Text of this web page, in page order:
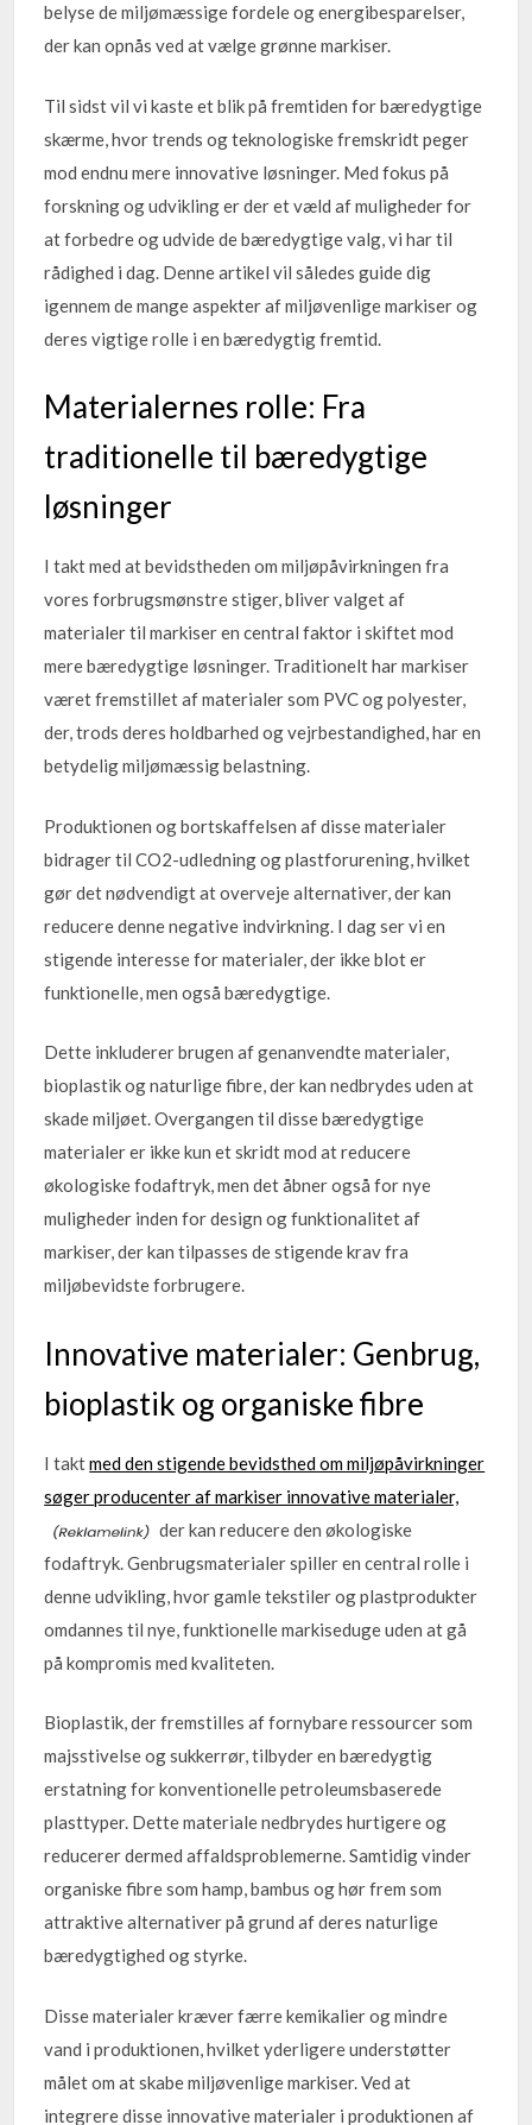
belyse de miljømæssige fordele og energibesparelser,
der kan opnås ved at vælge grønne markiser.
Til sidst vil vi kaste et blik på fremtiden for bæredygtige
skærme, hvor trends og teknologiske fremskridt peger
mod endnu mere innovative løsninger. Med fokus på
forskning og udvikling er der et væld af muligheder for
at forbedre og udvide de bæredygtige valg, vi har til
rådighed i dag. Denne artikel vil således guide dig
igennem de mange aspekter af miljøvenlige markiser og
deres vigtige rolle i en bæredygtig fremtid.
Materialernes rolle: Fra
traditionelle til bæredygtige
løsninger
I takt med at bevidstheden om miljøpåvirkningen fra
vores forbrugsmønstre stiger, bliver valget af
materialer til markiser en central faktor i skiftet mod
mere bæredygtige løsninger. Traditionelt har markiser
været fremstillet af materialer som PVC og polyester,
der, trods deres holdbarhed og vejrbestandighed, har en
betydelig miljømæssig belastning.
Produktionen og bortskaffelsen af disse materialer
bidrager til CO2-udledning og plastforurening, hvilket
gør det nødvendigt at overveje alternativer, der kan
reducere denne negative indvirkning. I dag ser vi en
stigende interesse for materialer, der ikke blot er
funktionelle, men også bæredygtige.
Dette inkluderer brugen af genanvendte materialer,
bioplastik og naturlige fibre, der kan nedbrydes uden at
skade miljøet. Overgangen til disse bæredygtige
materialer er ikke kun et skridt mod at reducere
økologiske fodaftryk, men det åbner også for nye
muligheder inden for design og funktionalitet af
markiser, der kan tilpasses de stigende krav fra
miljøbevidste forbrugere.
Innovative materialer: Genbrug,
bioplastik og organiske fibre
I taktmed den stigende bevidsthed om miljøpåvirkninger
søger producenter af markiser innovative materialer,
der kan reducere den økologiske
fodaftryk. Genbrugsmaterialer spiller en central rolle i
denne udvikling, hvor gamle tekstiler og plastprodukter
omdannes til nye, funktionelle markiseduge uden at gå
på kompromis med kvaliteten.
Bioplastik, der fremstilles af fornybare ressourcer som
majsstivelse og sukkerrør, tilbyder en bæredygtig
erstatning for konventionelle petroleumsbaserede
plasttyper. Dette materiale nedbrydes hurtigere og
reducerer dermed affaldsproblemerne. Samtidig vinder
organiske fibre som hamp, bambus og hør frem som
attraktive alternativer på grund af deres naturlige
bæredygtighed og styrke.
Disse materialer kræver færre kemikalier og mindre
vand i produktionen, hvilket yderligere understøtter
målet om at skabe miljøvenlige markiser. Ved at
integrere disse innovative materialer i produktionen af